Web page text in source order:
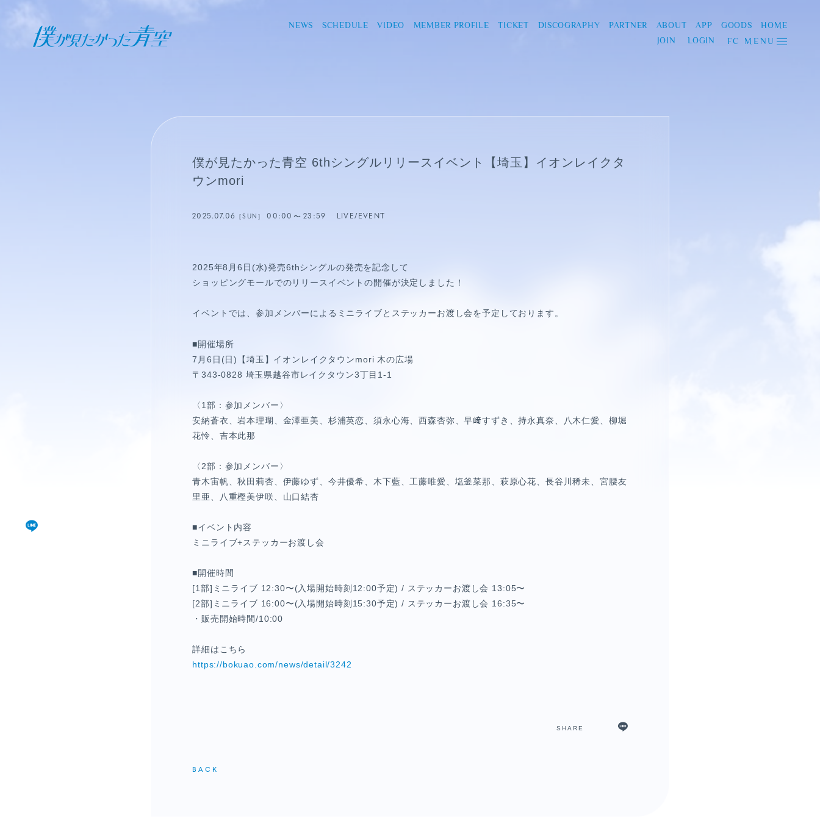
NEWS SCHEDULE VIDEO MEMBER PROFILE TICKET DISCOGRAPHY PARTNER ABOUT APP GOODS
HOME
JOIN
LOGIN FC MENU
動画/短編動画 SHORT MOVIE
僕青相性診断
直感！推し探し SPECIAL
僕が見たかった青空 6thシングルリリースイベント【埼玉】イオンレイクタ
ウンmori
2025.07.06 ［SUN］00:00 23:59 LIVE/EVENT
2025年8月6日(水)発売6thシングルの発売を記念して
ショッピングモールでのリリースイベントの開催が決定しました！
イベントでは、参加メンバーによるミニライブとステッカーお渡し会を予定しております。
■開催場所
7月6日(日)【埼玉】イオンレイクタウンmori 木の広場
〒343-0828 埼玉県越谷市レイクタウン3丁目1-1
〈1部：参加メンバー〉
安納蒼衣、岩本理瑚、金澤亜美、杉浦英恋、須永心海、西森杏弥、早﨑すずき、持永真奈、八木仁愛、柳堀
花怜、吉本此那
〈2部：参加メンバー〉
青木宙帆、秋田莉杏、伊藤ゆず、今井優希、木下藍、工藤唯愛、塩釜菜那、萩原心花、長谷川稀未、宮腰友
里亜、八重樫美伊咲、山口結杏
■イベント内容
ミニライブ+ステッカーお渡し会
■開催時間
[1部]ミニライブ 12:30〜(入場開始時刻12:00予定) / ステッカーお渡し会 13:05〜
[2部]ミニライブ 16:00〜(入場開始時刻15:30予定) / ステッカーお渡し会 16:35〜
・販売開始時間/10:00
詳細はこちら
https://bokuao.com/news/detail/3242
SHARE
BACK